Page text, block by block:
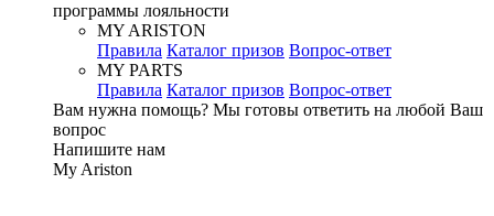
программы лояльности
MY ARISTON
Правила Каталог призов Вопрос-ответ
MY PARTS
Правила Каталог призов Вопрос-ответ
Вам нужна помощь? Мы готовы ответить на любой Ваш
вопрос
Напишите нам
My Ariston